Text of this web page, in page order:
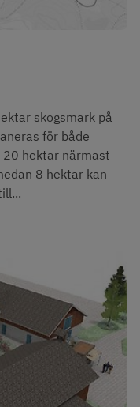
skogsmark på
för både
20 hektar närmast
8 hektar kan